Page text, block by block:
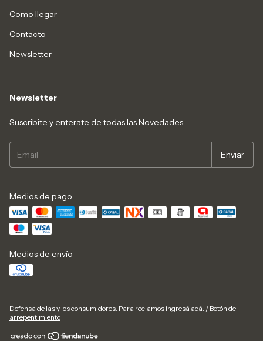
Como llegar
Contacto
Newsletter
Newsletter
Suscribite y enterate de todas las Novedades
Medios de pago
Medios de envío
Defensa de las y los consumidores. Para reclamos ingresá acá. / Botón de
arrepentimiento